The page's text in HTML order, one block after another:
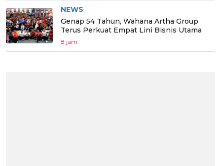
NEWS
Genap 54 Tahun, Wahana Artha Group
Terus Perkuat Empat Lini Bisnis Utama
8 jam